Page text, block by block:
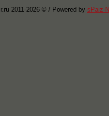
2011-2026 © / Powered by sPaiz-